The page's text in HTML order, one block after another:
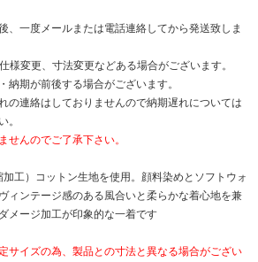
、一度メールまたは電話連絡してから発送致しま
様変更、寸法変更などある場合がございます。
納期が前後する場合がございます。
の連絡はしておりませんので納期遅れについては
。
んのでご了承下さい。
工）コットン生地を使用。顔料染めとソフトウォ
ィンテージ感のある風合いと柔らかな着心地を兼
メージ加工が印象的な一着です
サイズの為、製品との寸法と異なる場合がござい